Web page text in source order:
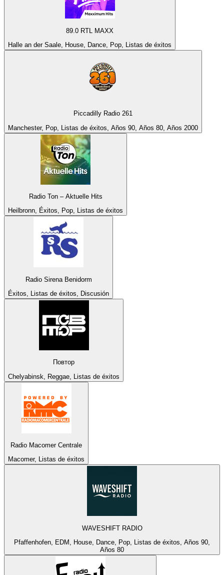
89.0 RTL MAXX
Halle an der Saale, House, Dance, Pop, Listas de éxitos
Piccadilly Radio 261
Manchester, Pop, Listas de éxitos, Años 90, Años 80, Años 2000
Radio Ton – Aktuelle Hits
Heilbronn, Éxitos, Pop, Listas de éxitos
Radio Sirena Benidorm
Éxitos, Listas de éxitos, Discusión
Повтор
Chelyabinsk, Reggae, Listas de éxitos
Radio Macomer Centrale
Macomer, Listas de éxitos
WAVESHIFT RADIO
Pfaffenhofen, EDM, House, Dance, Pop, Listas de éxitos, Años 90,
Años 80